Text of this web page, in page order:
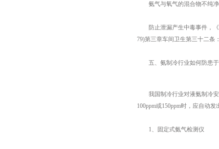
氨气与氧气的混合物不纯净
防止泄漏产生中毒事件，《室
79)第三章车间卫生第三十二条
五、氨制冷行业如何防患于
我国制冷行业对液氨制冷安
100ppm或150ppm时，应自动
1、固定式氨气检测仪